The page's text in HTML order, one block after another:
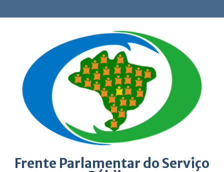
to
Frente Parlamentar do Serviço